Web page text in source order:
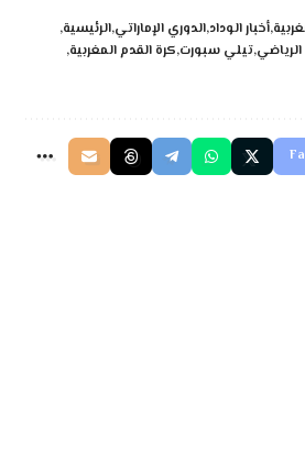
أخبار الوداد الدوري الإماراتيالرئيسية
تيلي سبورتكرة القدم المغربية